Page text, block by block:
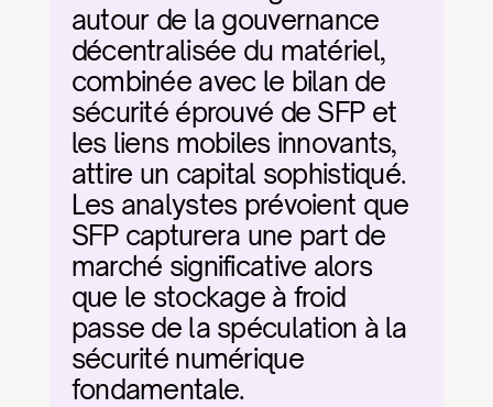
autour de la gouvernance
décentralisée du matériel,
combinée avec le bilan de
sécurité éprouvé de SFP et
les liens mobiles innovants,
attire un capital sophistiqué.
Les analystes prévoient que
SFP capturera une part de
marché significative alors
que le stockage à froid
passe de la spéculation à la
sécurité numérique
fondamentale.